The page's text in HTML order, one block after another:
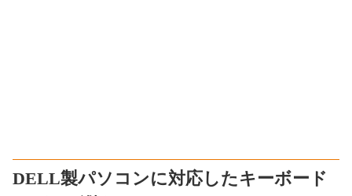
DELL製パソコンに対応したキーボード